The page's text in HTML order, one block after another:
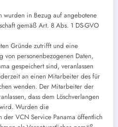
wurden in Bezug auf angebotene
gemäß Art. 8 Abs. 1 DS-GVO
Gründe zutrifft und eine
von personenbezogenen Daten,
gespeichert sind, veranlassen
an einen Mitarbeiter des für
wenden. Der Mitarbeiter der
dass dem Löschverlangen
Wurden die
der VCN Service Panama öffentlich